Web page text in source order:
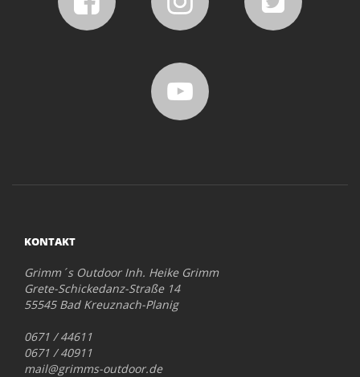
KONTAKT
Grimm´s Outdoor Inh. Heike Grimm
Grete-Schickedanz-Straße 14
55545 Bad Kreuznach-Planig
0671 / 44611
0671 / 40911
mail@grimms-outdoor.de